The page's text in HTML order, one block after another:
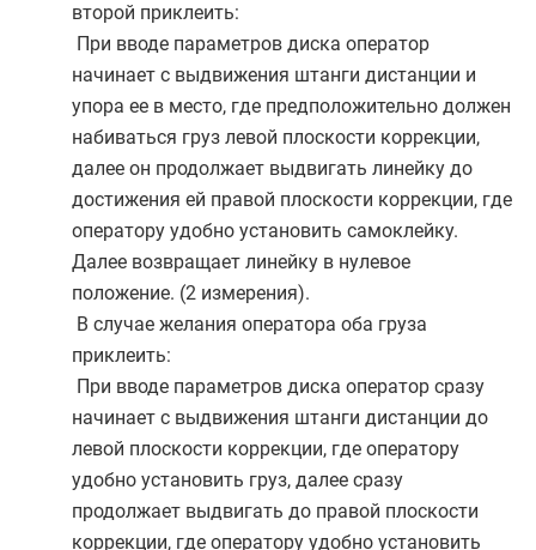
второй приклеить:
При вводе параметров диска оператор
начинает с выдвижения штанги дистанции и
упора ее в место, где предположительно должен
набиваться груз левой плоскости коррекции,
далее он продолжает выдвигать линейку до
достижения ей правой плоскости коррекции, где
оператору удобно установить самоклейку.
Далее возвращает линейку в нулевое
положение. (2 измерения).
В случае желания оператора оба груза
приклеить:
При вводе параметров диска оператор сразу
начинает с выдвижения штанги дистанции до
левой плоскости коррекции, где оператору
удобно установить груз, далее сразу
продолжает выдвигать до правой плоскости
коррекции, где оператору удобно установить